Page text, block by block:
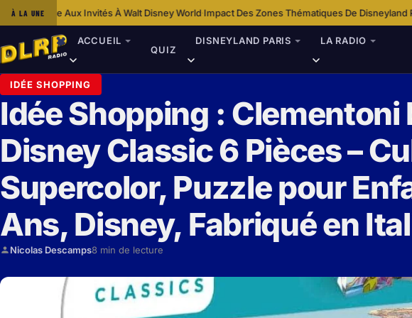
À LA UNEÀ Walt Disney World· Impact Des Zones Thématiques De Disneyland Paris Sur
ACCUEIL
QUIZ
DISNEYLAND PARIS LA RADIO
IDÉE SHOPPING
Idée Shopping : Clementoni
Disney Classic 6 Pièces –
Supercolor, Puzzle pour
Ans, Disney, Fabriqué en
Nicolas Descamps8 min de lecture